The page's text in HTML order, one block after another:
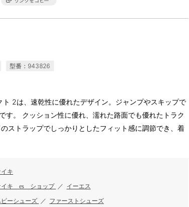
型番：943826
2は、速乾性に優れたデザイン。ジャンプやスキップで
す。 クッション性に優れ、濡れた路面でも優れたトラク
ストラップでしっかりとしたフィット感に調節でき、着
キ
イキ es ショップ ／ イーエス
ーシューズ ／ ファーストシューズ